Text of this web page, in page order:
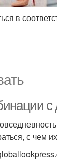
в
с
с чем